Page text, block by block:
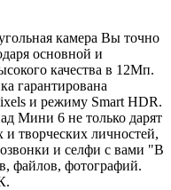
камера Вы точно
основной и
качества в 12Мп.
гарантирована
и режиму Smart HDR.
Мини 6 не только дарят
творческих личностей,
и селфи с вами "В
файлов, фотографий.